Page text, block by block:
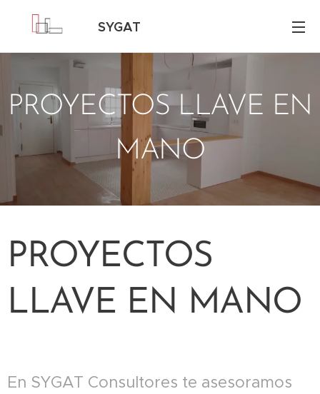
SYGAT
PROYECTOS LLAVE EN
MANO
PROYECTOS
LLAVE EN MANO
En SYGAT Consultores te asesoramos